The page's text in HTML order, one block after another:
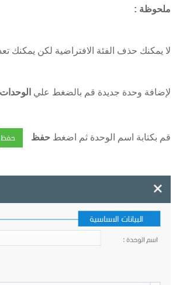
ملحوظة :
لا يمكنك حذف الفئة الافتراضية لكن يمكنك
لإضافة وحدة جديدة قم بالضغط علي الوحدات
قم بكتابة اسم الوحدة ثم اضغط حفظ